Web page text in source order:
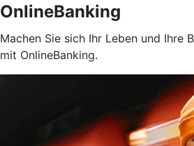
OnlineBanking
Machen Sie sich Ihr Leben und Ihre
mit OnlineBanking.